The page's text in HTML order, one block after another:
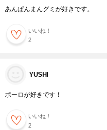
あんぱんまんグミが好きです。
いいね！
2
YUSHI
ボーロが好きです！
いいね！
2